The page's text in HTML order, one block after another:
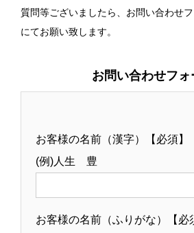
質問等ございましたら、お問い合わせ
にてお願い致します。
お問い合わせフォ
お客様の名前（漢字）【必須】
(例)人生 豊
お客様の名前（ふりがな）【必